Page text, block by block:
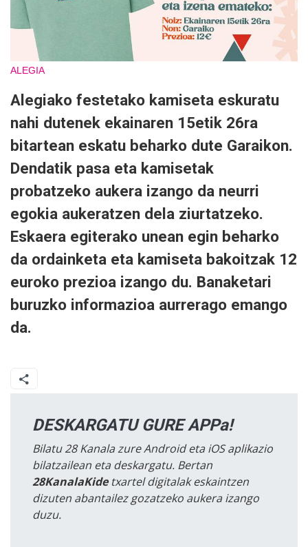
ALEGIA
Alegiako festetako kamiseta eskuratu
nahi dutenek ekainaren 15etik 26ra
bitartean eskatu beharko dute Garaikon.
Dendatik pasa eta kamisetak
probatzeko aukera izango da neurri
egokia aukeratzen dela ziurtatzeko.
Eskaera egiterako unean egin beharko
da ordainketa eta kamiseta bakoitzak 12
euroko prezioa izango du. Banaketari
buruzko informazioa aurrerago emango
da.
DESKARGATU GURE APPa!
Bilatu 28 Kanala zure Android eta iOS aplikazio
bilatzailean eta deskargatu. Bertan
28KanalaKidetxartel digitalak eskaintzen
dizuten abantailez gozatzeko aukera izango
duzu.